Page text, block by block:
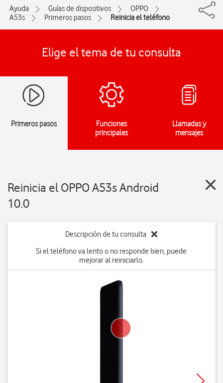
Ayuda Guías de dispositivos
OPPO
A53s
Primeros pasos Reinicia el teléfono
Elige el tema de tu consulta
Primeros pasos
Funciones
principales
Llamadas y
mensajes
Reinicia el OPPO A53s Android
10.0
Descripción de tu consulta
Si el teléfono va lento o no responde bien, puede
mejorar al reiniciarlo.